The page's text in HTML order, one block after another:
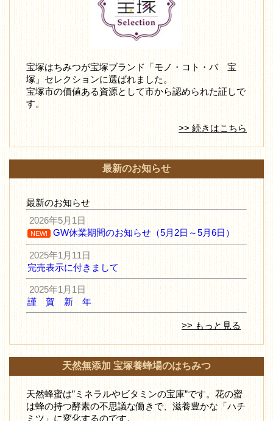
宝塚はちみつが宝塚ブランド「モノ・コト・バ 宝
塚」セレクションに選ばれました。
宝塚市の価値ある資源として市から認められた証しで
す。
>> 続きはこちら
最新のお知らせ
最新のお知らせ
2026年5月1日
NEW! GW休業期間のお知らせ（5月2日～5月6日）
2025年1月11日
完売表示に付きまして
2025年1月1日
謹 賀 新 年
>> もっと見る
天然無添加 宝塚養蜂場のはちみつ
天然蜂蜜は”ミネラルやビタミンの宝庫”です。花の蜜
は蜂の持つ酵素の不思議な働きで、滋養豊かな「ハチ
ミツ」に変化するのです。